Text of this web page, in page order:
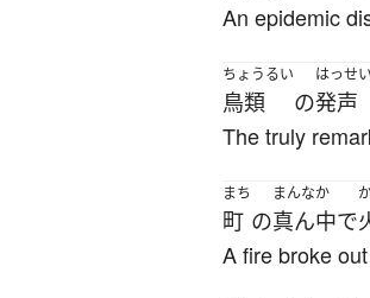
An epidemic
ちょうるい
鳥類 の
はっせい
発声
The truly
まち
町 の
まんなか
真ん中で
A fire broke